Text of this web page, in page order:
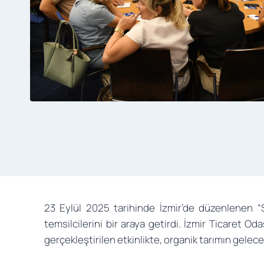
23 Eylül 2025 tarihinde İzmir’de düzenlenen
temsilcilerini bir araya getirdi. İzmir Ticaret
gerçekleştirilen etkinlikte, organik tarımın